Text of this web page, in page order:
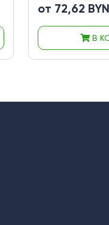
от 72,62 BYN
В